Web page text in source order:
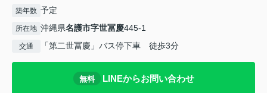
築年数 予定
所在地 沖縄県名護市字世冨慶445-1
交通 「第二世冨慶」バス停下車 徒歩3分
無料 LINEからお問い合わせ